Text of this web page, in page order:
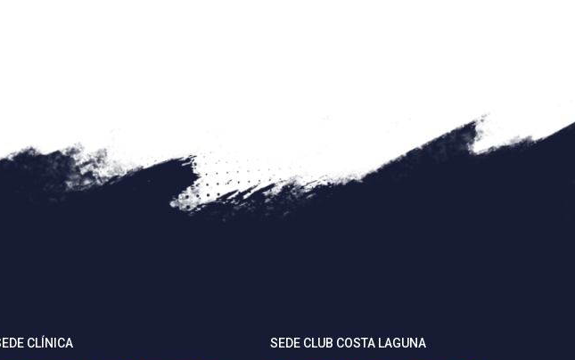
CLÍNICA
SEDE CLUB COSTA LAGUNA